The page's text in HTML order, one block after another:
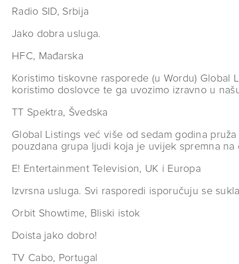
Radio SID, Srbija
Jako dobra usluga.
HFC, Mađarska
Koristimo tiskovne rasporede (u Wordu)
koristimo doslovce te ga uvozimo izravno u
TT Spektra, Švedska
Global Listings već više od sedam godina
pouzdana grupa ljudi koja je uvijek spremna
E! Entertainment Television, UK i Europa
Izvrsna usluga. Svi rasporedi isporučuju se
Orbit Showtime, Bliski istok
Doista jako dobro!
TV Cabo, Portugal